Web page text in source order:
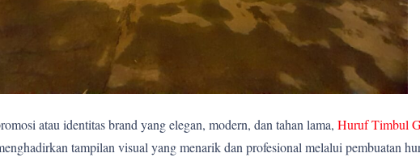
atau identitas brand yang elegan, modern, dan tahan lama, Huruf Timbul
tampilan visual yang menarik dan profesional melalui pembuatan